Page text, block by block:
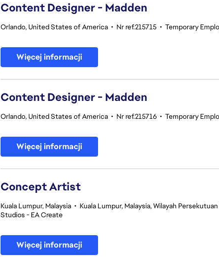
Content Designer - Madden
Orlando, United States of America • Nr ref.215715 • Temporary
Więcej informacji
Content Designer - Madden
Orlando, United States of America • Nr ref.215716 • Temporary
Więcej informacji
Concept Artist
Kuala Lumpur, Malaysia • Kuala Lumpur, Malaysia, Wilayah
Studios - EA Create
Więcej informacji